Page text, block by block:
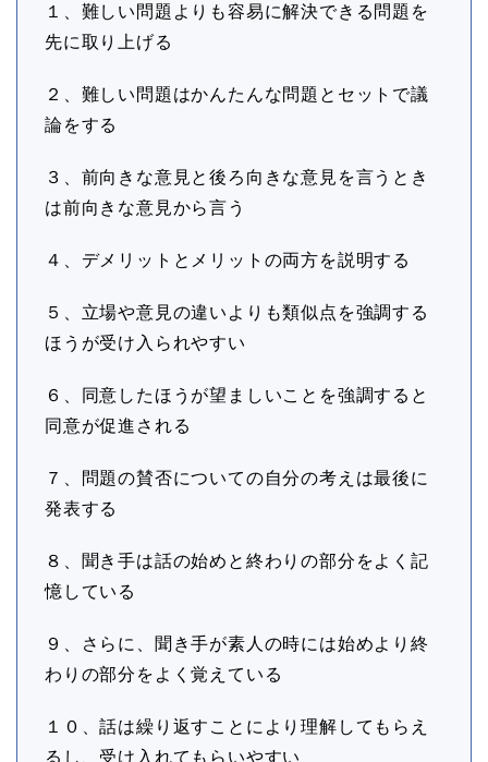
１、難しい問題よりも容易に解決できる問題を
先に取り上げる
２、難しい問題はかんたんな問題とセットで議
論をする
３、前向きな意見と後ろ向きな意見を言うとき
は前向きな意見から言う
４、デメリットとメリットの両方を説明する
５、立場や意見の違いよりも類似点を強調する
ほうが受け入られやすい
６、同意したほうが望ましいことを強調すると
同意が促進される
７、問題の賛否についての自分の考えは最後に
発表する
８、聞き手は話の始めと終わりの部分をよく記
憶している
９、さらに、聞き手が素人の時には始めより終
わりの部分をよく覚えている
１０、話は繰り返すことにより理解してもらえ
るし、受け入れてもらいやすい